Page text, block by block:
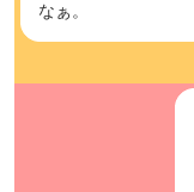
なぁ。